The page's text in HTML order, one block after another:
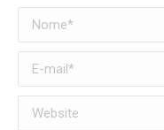
Nome *
E-mail *
Website